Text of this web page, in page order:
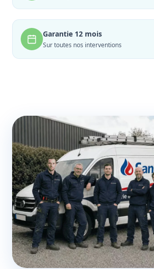
Garantie 12 mois
Sur toutes nos interventions